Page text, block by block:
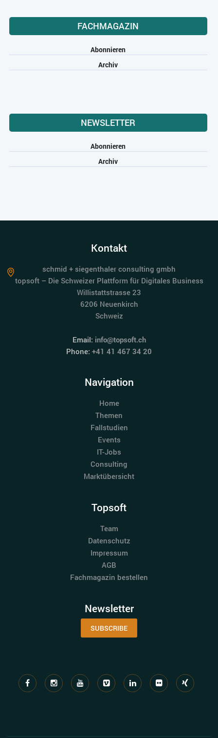
FACHMAGAZIN
Abonnieren
Archiv
NEWSLETTER
Abonnieren
Archiv
Kontakt
schmid + siegenthaler consulting gmbh
topsoft – Die Schweizer Plattform für Digitales Business
Willistattstrasse 23
6206 Neuenkirch
Schweiz
Email: info@topsoft.ch
Phone: +41 41 467 34 20
Navigation
Home
Themen
Fallstudien
Events
IT-Jobs
Consulting
Marktübersicht
Topsoft
Team
Datenschutz
Impressum
AGB
Fachmagazin bestellen
Newsletter
SUBSCRIBE